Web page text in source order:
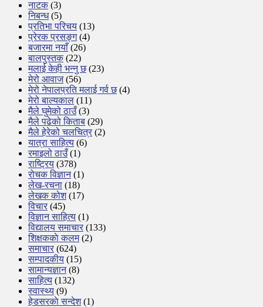
नाटक(3)
निबन्ध(5)
प्रतिभा परिचय (13)
प्रेरक प्रसङ्ग(4)
बजारमा नयाँ(26)
बालपुस्तक(22)
मलाई केही भन्नु छ(23)
मेरो आवाज(56)
मेरो नेपालप्रति मलाई गर्व छ(4)
मेरो बाल्यकाल (11)
मैले घुमेको ठाउँ(3)
मैले पढेको किताब (29)
मैले हेरेको चलचित्र (2)
यात्रा साहित्य (6)
रमाइलो ठाउँ(1)
राष्ट्रिय (378)
रोचक विज्ञान(1)
लेख-रचना (18)
लेखक कोश(17)
विचार (45)
विज्ञान साहित्य (1)
विद्यालय समाचार (133)
शिक्षककाे कलम(2)
समाचार (624)
सम्पादकीय (15)
सामान्यज्ञान(8)
साहित्य (132)
स्वास्थ्य (9)
हेडसरकाे सन्देश(1)